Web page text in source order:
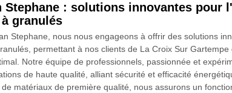
Stephane : solutions innovantes pour
granulés
Stephane, nous nous engageons à offrir des solutions
permettant à nos clients de La Croix Sur
Notre équipe de professionnels, passionnée et
de haute qualité, alliant sécurité et efficacité
de matériaux de première qualité, nous assurons un